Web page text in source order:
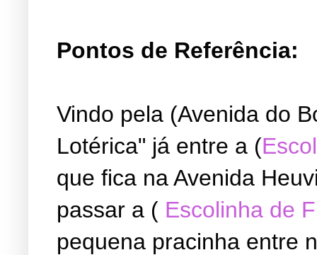
Pontos de Referência:
Vindo pela (Avenida do
Lotérica" já entre a (
que fica na Avenida
passar a ( Escolinha de
pequena pracinha entre